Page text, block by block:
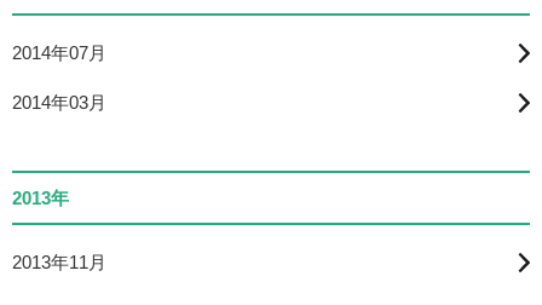
2014年07月
2014年03月
2013年
2013年11月